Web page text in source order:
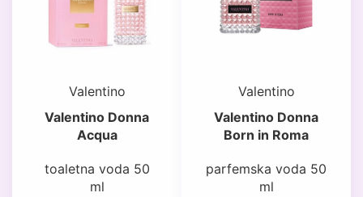
Valentino
Valentino Donna
Acqua
toaletna voda 50
ml
Valentino
Valentino Donna
Born in Roma
parfemska voda 50
ml